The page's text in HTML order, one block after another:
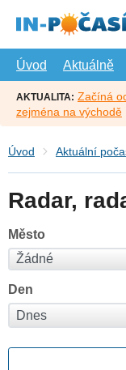
hlavní
Úvod
Aktuálně
AKTUALITA: Začíná
zejména na východě
Úvod Aktuální
Radar,
Město
Den